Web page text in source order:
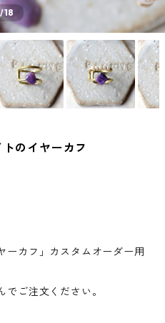
/18
トのイヤーカフ
ーカフ」カスタムオーダー用
ご注文ください。